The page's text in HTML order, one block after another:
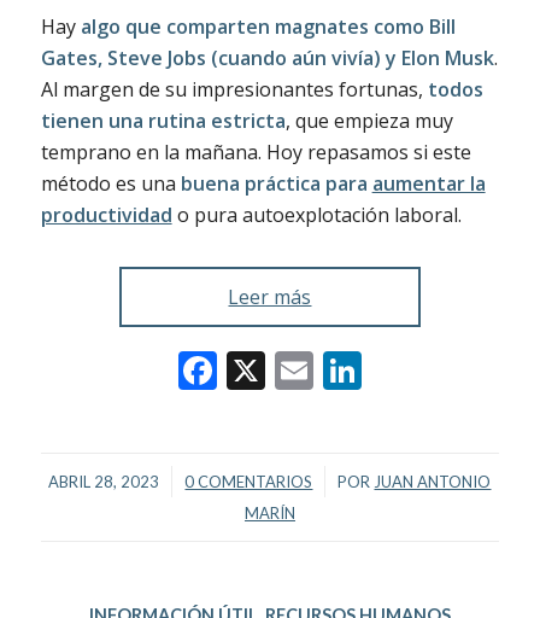
Hay algo que comparten magnates como Bill
Gates, Steve Jobs (cuando aún vivía) y Elon Musk.
Al margen de su impresionantes fortunas, todos
tienen una rutina estricta, que empieza muy
temprano en la mañana. Hoy repasamos si este
método es una buena práctica para aumentar la
productividad o pura autoexplotación laboral.
Leer más
Facebook
X EmailLinkedIn
ABRIL 28, 2023
/ 0 COMENTARIOS
/ POR JUAN ANTONIO
MARÍN